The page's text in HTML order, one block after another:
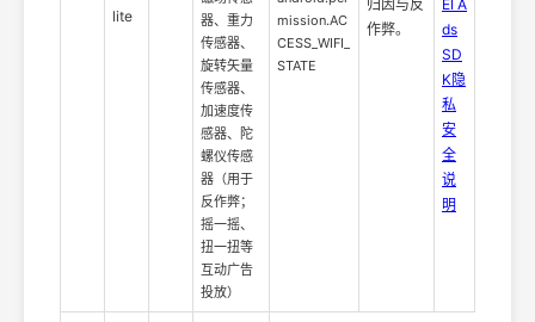
lite
器、重力
传感器、
旋转矢量
传感器、
加速度传
感器、陀
螺仪传感
器（用于
反作弊；
摇一摇、
扭一扭等
互动广告
投放）
mission.AC
CESS_WIFI_
STATE
归因与反
作弊。
EI A
ds
SD
K隐
私
安
全
说
明